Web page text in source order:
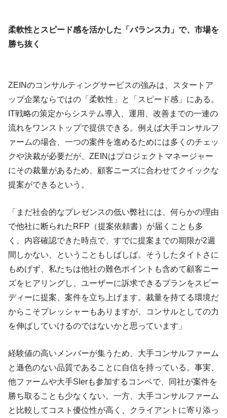
柔軟性とスピード感を活かした「バランス力」で、市場を
勝ち抜く
ZEINのコンサルティングサービスの強みは、スタートア
ップ企業ならではの「柔軟性」と「スピード感」にある。
IT戦略の策定からシステム導入、運用、改善までの一連の
流れをワンストップで提供できる。例えば大手コンサルフ
ァームの場合、一つの案件を進めるためには多くのチェッ
クや決裁が必要だが、ZEINはプロジェクトマネージャー
にその裁量があるため、顧客ニーズに合わせてクイックな
提案ができるという。
「まだ社会的なプレゼンスの低い弊社には、何らかの理由
で他社に断られたRFP（提案依頼書）が届くことも多
く、内容確認できた時点で、すでに提案までの期限が2週
間しかない、ということもしばしば。そうしたタイトさに
もめげず、私たちは他社の難色ポイントも含めて顧客ニー
ズをヒアリングし、ユーザーに訴求できるプランをスピー
ディーに提案、案件を立ち上げます。裁量を持てる環境だ
からこそプレッシャーもありますが、コンサルとしての力
を伸ばしていけるのではないかと思っています」
経験値の高いメンバーが集うため、大手コンサルファーム
と遜色のない品質であることに自信を持っている。事実、
他ファームや大手SIerも参加するコンペで、同社が案件を
勝ち取ることも少なくない。一方、大手コンサルファーム
と比較してコスト優位性が高く、クライアントに寄り添っ